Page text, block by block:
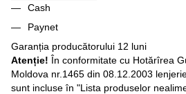
Cash
Paynet
Garanția producătorului 12 luni
Atenție! În conformitate cu Hotărîrea
Moldova nr.1465 din 08.12.2003
sunt incluse în "Lista produselor